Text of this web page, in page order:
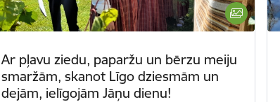
Ar pļavu ziedu, paparžu un bērzu meiju
smaržām, skanot Līgo dziesmām un
dejām, ielīgojām Jāņu dienu!